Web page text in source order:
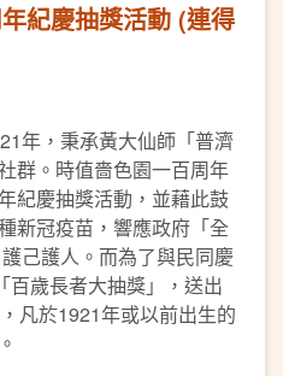
紀慶抽獎活動 (連得
年，秉承黃大仙師「普濟
群。時值嗇色園一百周年
紀慶抽獎活動，並藉此鼓
新冠疫苗，響應政府「全
己護人。而為了與民同慶
百歲長者大抽獎」，送出
凡於1921年或以前出生的